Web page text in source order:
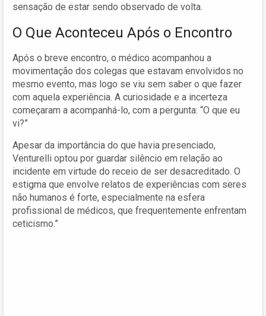
sensação de estar sendo observado de volta.
O Que Aconteceu Após o Encontro
Após o breve encontro, o médico acompanhou a
movimentação dos colegas que estavam envolvidos no
mesmo evento, mas logo se viu sem saber o que fazer
com aquela experiência. A curiosidade e a incerteza
começaram a acompanhá-lo, com a pergunta: “O que eu
vi?”
Apesar da importância do que havia presenciado,
Venturelli optou por guardar silêncio em relação ao
incidente em virtude do receio de ser desacreditado. O
estigma que envolve relatos de experiências com seres
não humanos é forte, especialmente na esfera
profissional de médicos, que frequentemente enfrentam
ceticismo.”